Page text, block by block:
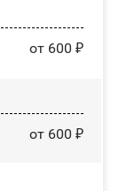
от 600 ₽
от 600 ₽